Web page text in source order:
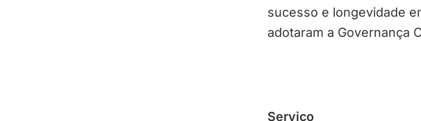
sucesso e longevidade
adotaram a Governança
Serviço